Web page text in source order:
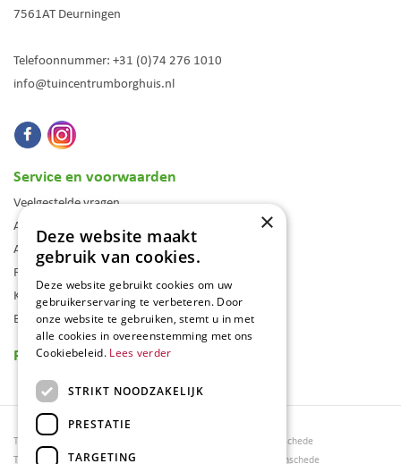
7561AT Deurningen
Telefoonnummer: +31 (0)74 276 1010
info@tuincentrumborghuis.nl
Service en voorwaarden
Veelgestelde vragen
Algemene voorwaarden
Assortiment
Folder
Klantenkaart
Blog
Reviews
Tuincentrum Borghuis
Tuinmeubels
Tuinmeubels Enschede
Tuinmeubelen Enschede
×
Deze website maakt
gebruik van cookies.
Deze website gebruikt cookies om uw
gebruikerservaring te verbeteren. Door
onze website te gebruiken, stemt u in met
alle cookies in overeenstemming met ons
Cookiebeleid. Lees verder
STRIKT NOODZAKELIJK
PRESTATIE
TARGETING